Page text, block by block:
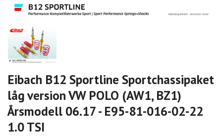
Eibach B12 Sportline Sportchassipaket
låg version VW POLO (AW1, BZ1)
Årsmodell 06.17 - E95-81-016-02-22
1.0 TSI